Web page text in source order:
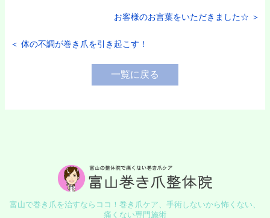
お客様のお言葉をいただきました☆ ＞
＜ 体の不調が巻き爪を引き起こす！
一覧に戻る
富山で巻き爪を治すならココ！ 巻き爪ケア、手術しないから怖くない、
痛くない専門施術